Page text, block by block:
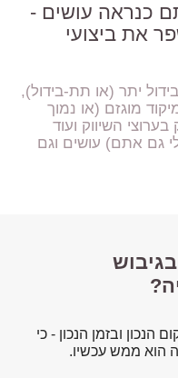
כנראה עושים -
את ביצועי
יתר (או תת-בידול),
מוגזם (או נמוך
השיווק ועוד
גם אתם) עושים וגם
ובזמן הנכון - כי
הוא ממש עכשיו.